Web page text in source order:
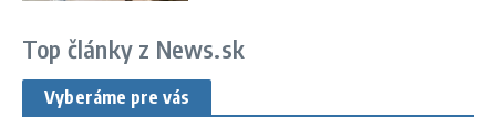
Top články z News.sk
Vyberáme pre vás